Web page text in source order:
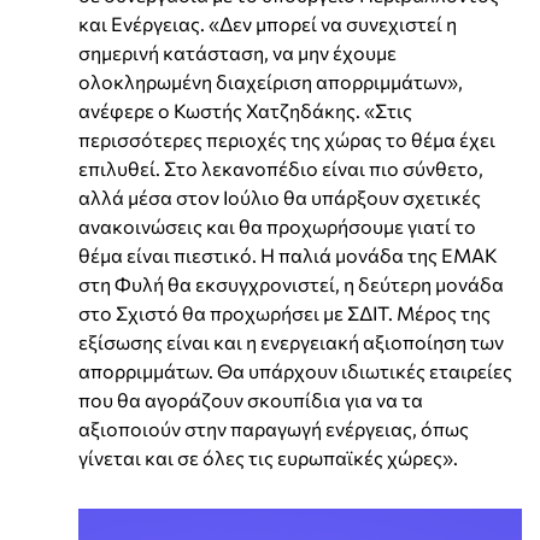
και Ενέργειας. «Δεν μπορεί να συνεχιστεί η
σημερινή κατάσταση, να μην έχουμε
ολοκληρωμένη διαχείριση απορριμμάτων»,
ανέφερε ο Κωστής Χατζηδάκης. «Στις
περισσότερες περιοχές της χώρας το θέμα έχει
επιλυθεί. Στο λεκανοπέδιο είναι πιο σύνθετο,
αλλά μέσα στον Ιούλιο θα υπάρξουν σχετικές
ανακοινώσεις και θα προχωρήσουμε γιατί το
θέμα είναι πιεστικό. Η παλιά μονάδα της ΕΜΑΚ
στη Φυλή θα εκσυγχρονιστεί, η δεύτερη μονάδα
στο Σχιστό θα προχωρήσει με ΣΔΙΤ. Μέρος της
εξίσωσης είναι και η ενεργειακή αξιοποίηση των
απορριμμάτων. Θα υπάρχουν ιδιωτικές εταιρείες
που θα αγοράζουν σκουπίδια για να τα
αξιοποιούν στην παραγωγή ενέργειας, όπως
γίνεται και σε όλες τις ευρωπαϊκές χώρες».